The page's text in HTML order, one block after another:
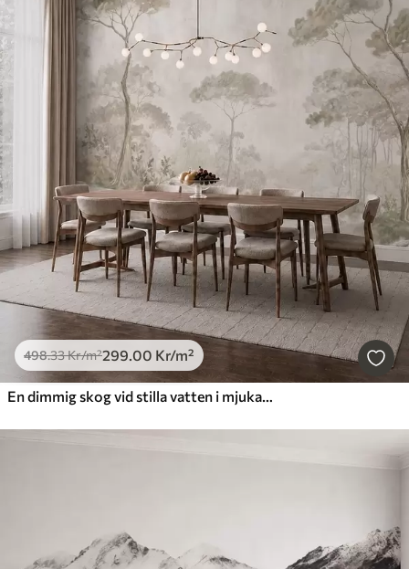
498.33Kr/m²299.00 Kr/m²
En dimmig skog vid stilla vatten i mjuka, naturliga pastellfärger